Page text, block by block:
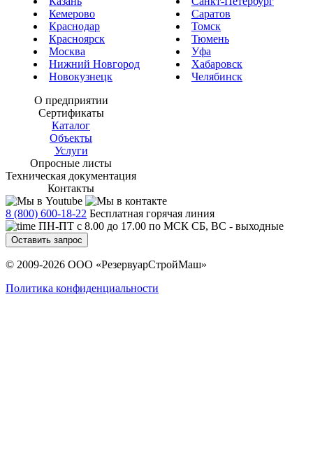
Кемерово
Краснодар
Красноярск
Москва
Нижний Новгород
Новокузнецк
Саратов
Томск
Тюмень
Уфа
Хабаровск
Челябинск
О предприятии
Сертификаты
Каталог
Объекты
Услуги
Опросные листы
Техническая документация
Контакты
8 (800) 600-18-22 Бесплатная горячая линия
ПН-ПТ с 8.00 до 17.00 по МСК СБ, ВС - выходные
Оставить запрос
© 2009-2026 ООО «РезервуарСтройМаш»
Политика конфиденциальности